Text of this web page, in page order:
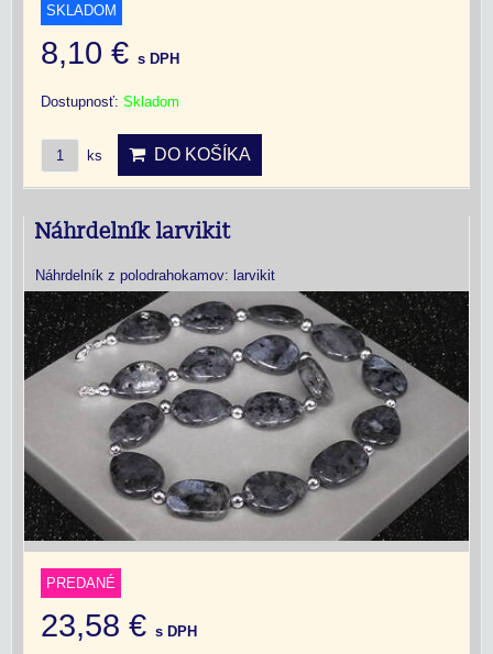
SKLADOM
8,10 € s DPH
Dostupnosť: Skladom
ks DO KOŠÍKA
Náhrdelník larvikit
Náhrdelník z polodrahokamov: larvikit
PREDANÉ
23,58 € s DPH